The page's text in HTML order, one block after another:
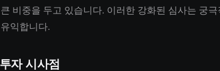
비중을 두고 있습니다. 이러한 강화된 심사는 궁
익합니다.
자 시사점